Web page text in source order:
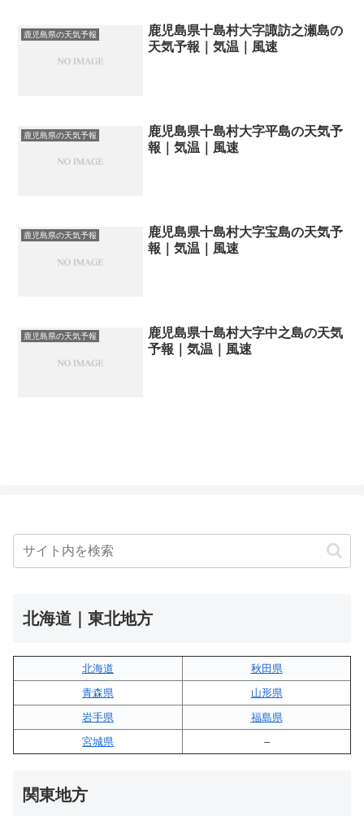
鹿児島県の天気予報
鹿児島県十島村大字諏訪之瀬島の
天気予報｜気温｜風速
鹿児島県の天気予報
鹿児島県十島村大字平島の天気予
報｜気温｜風速
鹿児島県の天気予報
鹿児島県十島村大字宝島の天気予
報｜気温｜風速
鹿児島県の天気予報
鹿児島県十島村大字中之島の天気
予報｜気温｜風速
北海道｜東北地方
北海道
秋田県
青森県
山形県
岩手県
福島県
宮城県
–
関東地方